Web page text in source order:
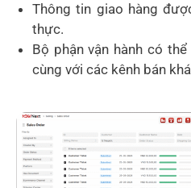
Thông tin giao hàng
thực.
Bộ phận vận hành có
cùng với các kênh bán